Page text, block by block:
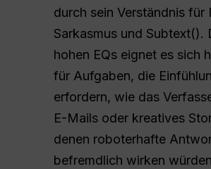
durch sein Verständnis für
Sarkasmus und Subtext().
hohen EQs eignet es sich
für Aufgaben, die
erfordern, wie das
E-Mails oder kreatives
denen roboterhafte
befremdlich wirken